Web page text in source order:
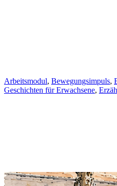
Arbeitsmodul, Bewegungsimpuls,
Geschichten für Erwachsene,